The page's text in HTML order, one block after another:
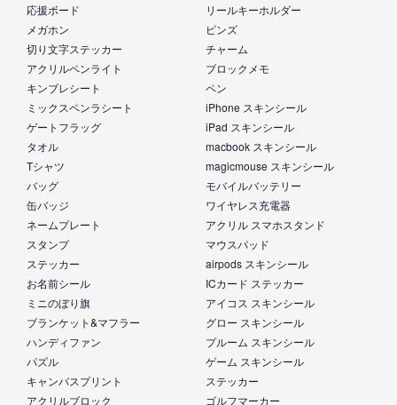
応援ボード
メガホン
切り文字ステッカー
アクリルペンライト
キンブレシート
ミックスペンラシート
ゲートフラッグ
タオル
Tシャツ
バッグ
缶バッジ
ネームプレート
スタンプ
ステッカー
お名前シール
ミニのぼり旗
ブランケット&マフラー
ハンディファン
パズル
キャンバスプリント
アクリルブロック
リールキーホルダー
ピンズ
チャーム
ブロックメモ
ペン
iPhone スキンシール
iPad スキンシール
macbook スキンシール
magicmouse スキンシール
モバイルバッテリー
ワイヤレス充電器
アクリル スマホスタンド
マウスパッド
airpods スキンシール
ICカード ステッカー
アイコス スキンシール
グロー スキンシール
プルーム スキンシール
ゲーム スキンシール
ステッカー
ゴルフマーカー